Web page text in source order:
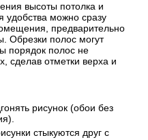
высоты потолка и
можно сразу
предварительно
Обрезки полос могут
порядок полос не
сделав отметки верха и
рисунок (обои без
стыкуются друг с